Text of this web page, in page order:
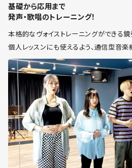
基礎から応用まで
発声・歌唱のトレーニング！
本格的なヴォイストレーニングができる鏡
個人レッスンにも使えるよう、通信型音楽